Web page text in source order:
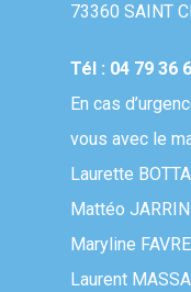
73360 SAINT
Tél : 04 79 36
En cas
vous avec le
Laurette
Mattéo
Maryline
Laurent